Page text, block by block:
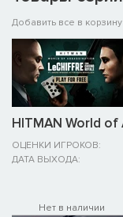
Добавить все в корзину
HITMAN World
ОЦЕНКИ ИГРОКОВ:
ДАТА ВЫХОДА:
Нет в наличии